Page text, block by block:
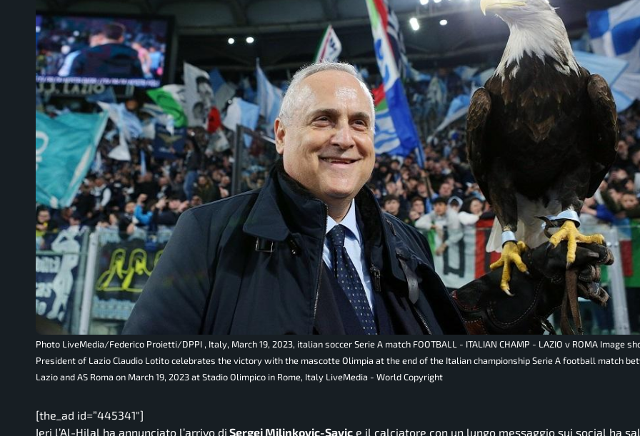
Photo LiveMedia/Federico Proietti/DPPI , Italy, March 19, 2023, italian soccer Serie A match FOOTBALL - ITALIAN CHAMP - LAZIO v ROMA Image
President of Lazio Claudio Lotito celebrates the victory with the mascotte Olimpia at the end of the Italian championship Serie A football match
Lazio and AS Roma on March 19, 2023 at Stadio Olimpico in Rome, Italy LiveMedia - World Copyright
[the_ad id=”445341″]
Ieri l’Al-Hilal ha annunciato l’arrivo di Sergej Milinkovic-Savic e il calciatore con un lungo messaggio sui social ha